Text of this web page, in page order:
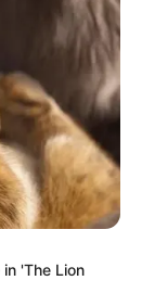
'The Lion